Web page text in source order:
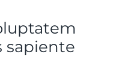
sapiente